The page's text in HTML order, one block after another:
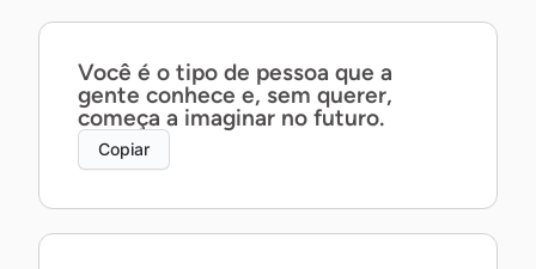
Você é o tipo de pessoa que a
gente conhece e, sem querer,
começa a imaginar no futuro.
Copiar